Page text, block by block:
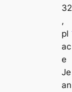
32
,
pl
ac
e
Je
an